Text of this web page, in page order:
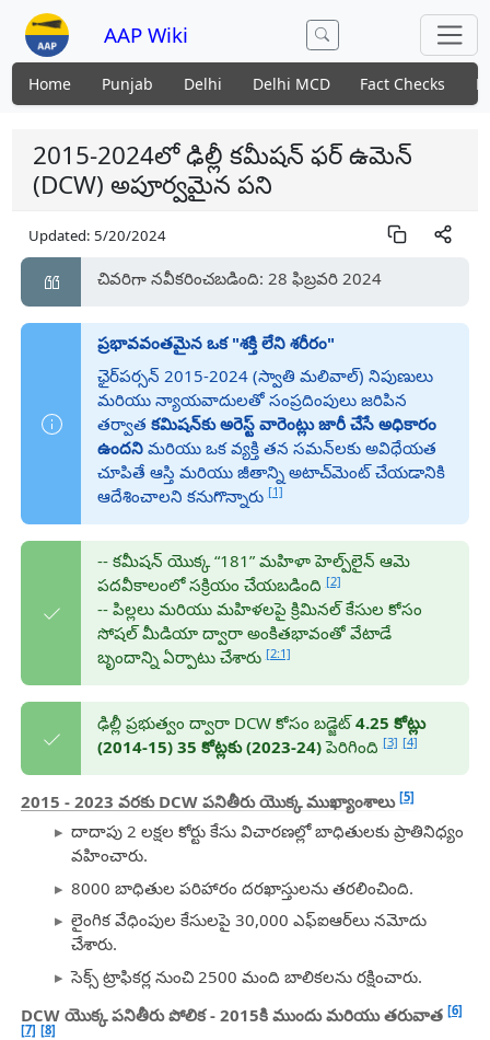
AAP Wiki
Home Punjab Delhi Delhi MCD Fact Checks
2015-2024లో ఢిల్లీ కమీషన్ ఫర్ ఉమెన్
(DCW) అపూర్వమైన పని
Updated: 5/20/2024
చివరిగా నవీకరించబడింది: 28 ఫిబ్రవరి 2024
ప్రభావవంతమైన ఒక "శక్తి లేని శరీరం"
ఛైర్‌పర్సన్ 2015-2024 (స్వాతి మలివాల్) నిపుణులు
మరియు న్యాయవాదులతో సంప్రదింపులు జరిపిన
తర్వాత కమిషన్‌కు అరెస్ట్ వారెంట్లు జారీ చేసే అధికారం
ఉందనిమరియు ఒక వ్యక్తి తన సమన్‌లకు అవిధేయత
చూపితే ఆస్తి మరియు జీతాన్ని అటాచ్‌మెంట్ చేయడానికి
ఆదేశించాలని కనుగొన్నారు[1]
-- కమీషన్ యొక్క “181” మహిళా హెల్ప్‌లైన్ ఆమె
పదవీకాలంలో సక్రియం చేయబడింది[2]
-- పిల్లలు మరియు మహిళలపై క్రిమినల్ కేసుల కోసం
సోషల్ మీడియా ద్వారా అంకితభావంతో వేటాడే
బృందాన్ని ఏర్పాటు చేశారు[2:1]
ఢిల్లీ ప్రభుత్వం ద్వారా DCW కోసం బడ్జెట్4.25 కోట్లు
(2014-15) 35 కోట్లకు (2023-24)పెరిగింది[3] [4]
2015 - 2023 వరకు DCW పనితీరు యొక్క ముఖ్యాంశాలు [5]
దాదాపు 2 లక్షల కోర్టు కేసు విచారణల్లో బాధితులకు ప్రాతినిధ్యం
వహించారు.
8000 బాధితుల పరిహారం దరఖాస్తులను తరలించింది.
లైంగిక వేధింపుల కేసులపై 30,000 ఎఫ్‌ఐఆర్‌లు నమోదు
చేశారు.
సెక్స్ ట్రాఫికర్ల నుంచి 2500 మంది బాలికలను రక్షించారు.
DCW యొక్క పనితీరు పోలిక - 2015కి ముందు మరియు తరువాత [6]
[7] [8]